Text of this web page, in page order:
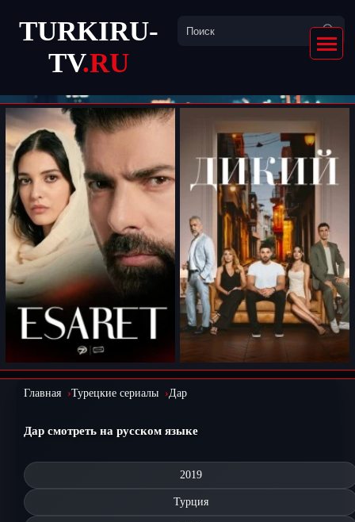
TURKIRU-
TV.RU
Главная Турецкие сериалы Дар
Дар смотреть на русском языке
2019
Турция